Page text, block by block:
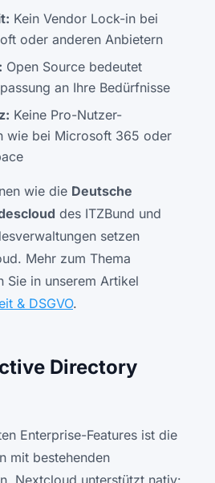
Kein Vendor Lock-in bei
oder anderen Anbietern
Open Source bedeutet
an Ihre Bedürfnisse
Keine Pro-Nutzer-
wie bei Microsoft 365 oder
wie die Deutsche
des ITZBund und
setzen
Mehr zum Thema
Sie in unserem Artikel
& DSGVO.
Directory
Enterprise-Features ist die
mit bestehenden
Nextcloud unterstützt nativ: